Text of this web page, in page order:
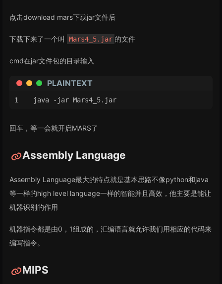
点击download mars下载jar文件后
下载下来了一个叫 Mars4_5.jar 的文件
cmd在jar文件包的目录输入
PLAINTEXT
java -jar Mars4_5.jar
回车，等一会就开启MARS了
Assembly Language
Assembly Language最大的特点就是基本思路不像python和java
等一样的high level language一样的智能并且高效，他主要是能让
机器识别的作用
机器指令都是由0，1组成的，汇编语言就允许我们用相应的代码来
编写指令。
MIPS